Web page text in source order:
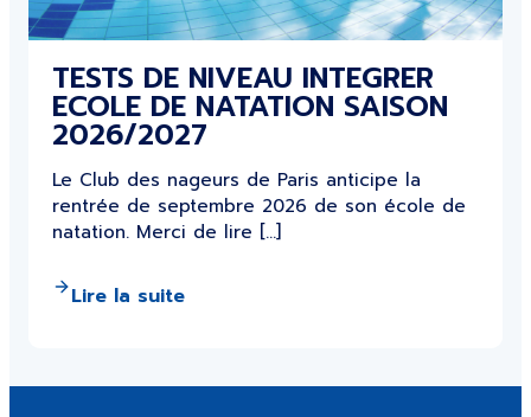
TESTS DE NIVEAU INTEGRER
ECOLE DE NATATION SAISON
2026/2027
Le Club des nageurs de Paris anticipe la
rentrée de septembre 2026 de son école de
natation. Merci de lire […]
Lire la suite